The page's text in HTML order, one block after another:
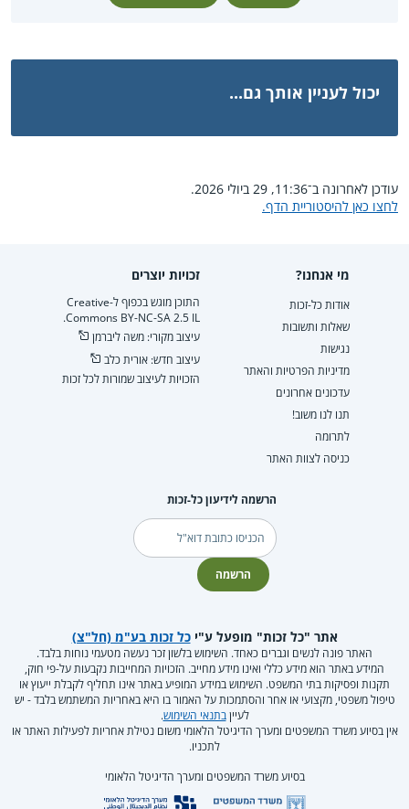
יכול לעניין אותך גם...
עודכן לאחרונה ב־11:36, 29 ביולי 2026.
לחצו כאן להיסטוריית הדף.
מי אנחנו?
אודות כל-זכות
שאלות ותשובות
נגישות
מדיניות הפרטיות והאתר
עדכונים אחרונים
תנו לנו משוב!
לתרומה
כניסה לצוות האתר
זכויות יוצרים
התוכן מוגש בכפוף ל-Creative
Commons BY-NC-SA 2.5 IL.
עיצוב מקורי: משה ליברמן
עיצוב חדש: אורית כלב
הזכויות לעיצוב שמורות לכל זכות
הרשמה לידיעון כל-זכות
דוא"ל
הרשמה
אתר "כל זכות" מופעל ע"יכל זכות בע"מ (חל"צ)
האתר פונה לנשים וגברים כאחד. השימוש בלשון זכר נעשה מטעמי נוחות בלבד.
המידע באתר הוא מידע כללי ואינו מידע מחייב. הזכויות המחייבות נקבעות על-פי חוק,
תקנות ופסיקות בתי המשפט. השימוש במידע המופיע באתר אינו תחליף לקבלת ייעוץ או
טיפול משפטי, מקצועי או אחר והסתמכות על האמור בו היא באחריות המשתמש בלבד - יש
לעייןבתנאי השימוש.
אין בסיוע משרד המשפטים ומערך הדיגיטל הלאומי משום נטילת אחריות לפעילות האתר או
לתכניו.
בסיוע משרד המשפטים ומערך הדיגיטל הלאומי